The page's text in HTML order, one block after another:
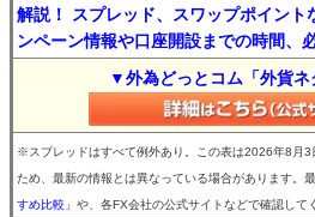
解説！ スプレッド、スワップポイント
ンペーン情報や口座開設までの時間、
▼外為どっとコム「外貨
※スプレッドはすべて例外あり。この表は2026年8月3
ため、最新の情報とは異なっている場合があります。
すめ比較」 や、各FX会社の公式サイトなどで確認して